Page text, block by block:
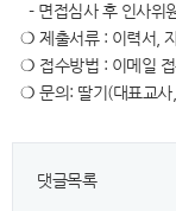
- 면접심사 후 인사위
❍ 제출서류 : 이력서,
❍ 접수방법 : 이메일
❍ 문의: 딸기(대표교
댓글목록